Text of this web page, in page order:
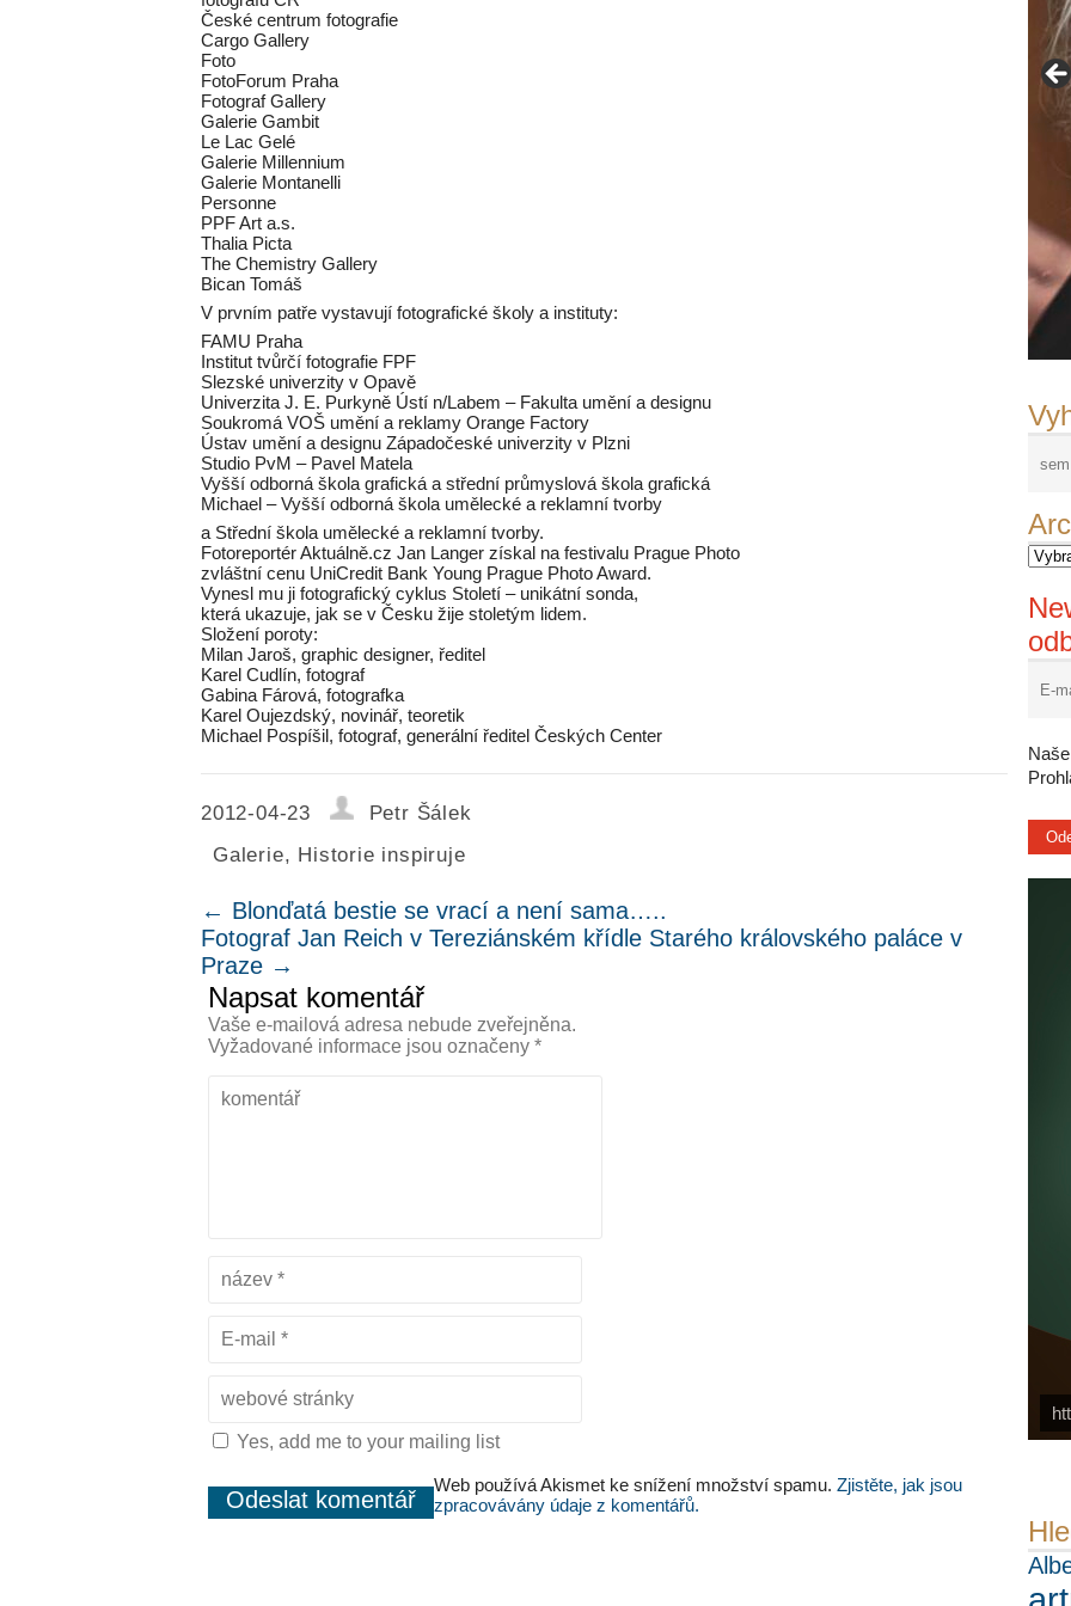
České centrum fotografie
Cargo Gallery
Foto
FotoForum Praha
Fotograf Gallery
Galerie Gambit
Le Lac Gelé
Galerie Millennium
Galerie Montanelli
Personne
PPF Art a.s.
Thalia Picta
The Chemistry Gallery
Bican Tomáš
V prvním patře vystavují fotografické školy a instituty:
FAMU Praha
Institut tvůrčí fotografie FPF
Slezské univerzity v Opavě
Univerzita J. E. Purkyně Ústí n/Labem – Fakulta umění a designu
Soukromá VOŠ umění a reklamy Orange Factory
Ústav umění a designu Západočeské univerzity v Plzni
Studio PvM – Pavel Matela
Vyšší odborná škola grafická a střední průmyslová škola grafická
Michael – Vyšší odborná škola umělecké a reklamní tvorby
a Střední škola umělecké a reklamní tvorby.
Fotoreportér Aktuálně.cz Jan Langer získal na festivalu Prague Photo
zvláštní cenu UniCredit Bank Young Prague Photo Award.
Vynesl mu ji fotografický cyklus Století – unikátní sonda,
která ukazuje, jak se v Česku žije stoletým lidem.
Složení poroty:
Milan Jaroš, graphic designer, ředitel
Karel Cudlín, fotograf
Gabina Fárová, fotografka
Karel Oujezdský, novinář, teoretik
Michael Pospíšil, fotograf, generální ředitel Českých Center
2012-04-23
Petr Šálek
Galerie, Historie inspiruje
← Blonďatá bestie se vrací a není sama…..
Fotograf Jan Reich v Tereziánském křídle Starého královského paláce v
Praze →
Napsat komentář
Vaše e-mailová adresa nebude zveřejněna.
Vyžadované informace jsou označeny *
Yes, add me to your mailing list
Web používá Akismet ke snížení množství spamu. Zjistěte, jak jsou
zpracovávány údaje z komentářů.